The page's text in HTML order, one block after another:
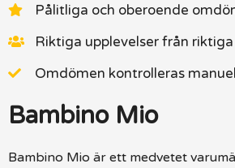
Pålitliga och oberoende
Riktiga upplevelser från
Omdömen kontrolleras
Bambino Mio
Bambino Mio är ett medvetet